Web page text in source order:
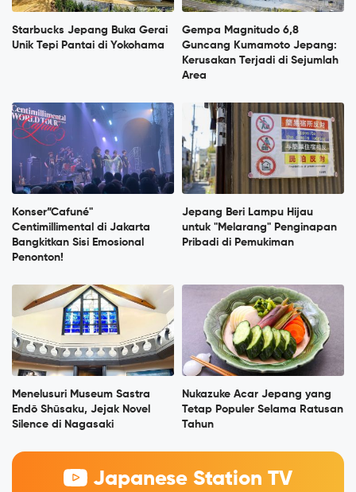
Starbucks Jepang Buka Gerai
Unik Tepi Pantai di Yokohama
Gempa Magnitudo 6,8
Guncang Kumamoto Jepang:
Kerusakan Terjadi di Sejumlah
Area
Konser”Cafuné"
Centimillimental di Jakarta
Bangkitkan Sisi Emosional
Penonton!
Jepang Beri Lampu Hijau
untuk "Melarang" Penginapan
Pribadi di Pemukiman
Menelusuri Museum Sastra
Endō Shūsaku, Jejak Novel
Silence di Nagasaki
Nukazuke Acar Jepang yang
Tetap Populer Selama Ratusan
Tahun
Japanese Station TV